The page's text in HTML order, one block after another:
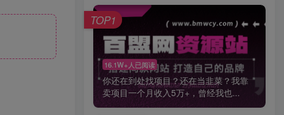
16.1W+人已阅读
你还在到处找项目？还在当韭菜？我靠
卖项目一个月收入5万+，曾经我也...
TOP1